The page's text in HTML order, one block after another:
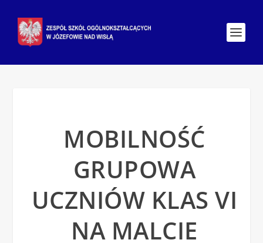
MOBILNOŚĆ
GRUPOWA
UCZNIÓW KLAS VI
NA MALCIE